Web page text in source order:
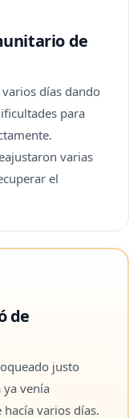
de
días dando
para
varias
el
de
justo
ya venía
varios días.